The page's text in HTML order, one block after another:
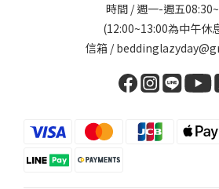
時間 / 週一-週五
(12:00~13:00為中午休
信箱 /